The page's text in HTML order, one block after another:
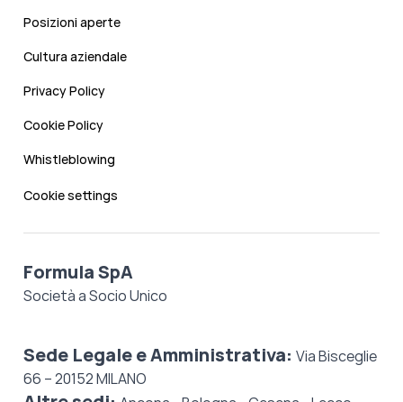
Posizioni aperte
Cultura aziendale
Privacy Policy
Cookie Policy
Whistleblowing
Cookie settings
Formula SpA
Società a Socio Unico
Sede Legale e Amministrativa: Via Bisceglie
66 – 20152 MILANO